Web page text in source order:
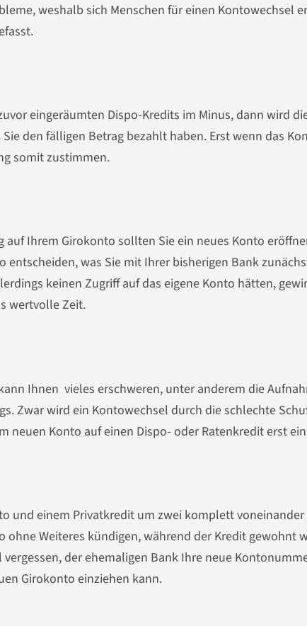
weshalb sich Menschen für einen Kontowechsel
eingeräumten Dispo-Kredits im Minus, dann wird
den fälligen Betrag bezahlt haben. Erst wenn das
somit zustimmen.
auf Ihrem Girokonto sollten Sie ein neues Konto
entscheiden, was Sie mit Ihrer bisherigen Bank
keinen Zugriff auf das eigene Konto hätten,
wertvolle Zeit.
Ihnen vieles erschweren, unter anderem die
Zwar wird ein Kontowechsel durch die schlechte
neuen Konto auf einen Dispo- oder Ratenkredit erst
und einem Privatkredit um zwei komplett
ohne Weiteres kündigen, während der Kredit gewohnt
der ehemaligen Bank Ihre neue
Girokonto einziehen kann.